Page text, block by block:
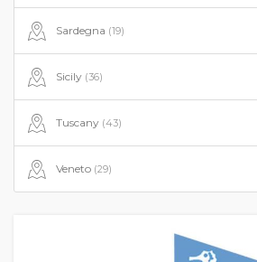
Sardegna (19)
Sicily (36)
Tuscany (43)
Veneto (29)